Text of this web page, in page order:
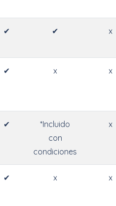
✔ ✔ x
✔ x x
✔
*Incluido
con
condiciones
x
✔ x x